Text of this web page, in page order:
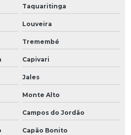
Taquaritinga
Louveira
Tremembé
Capivari
Jales
Monte Alto
Campos do Jordão
Capão Bonito